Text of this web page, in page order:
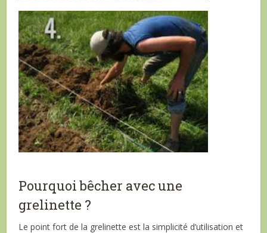
Pourquoi bêcher avec une
grelinette ?
Le point fort de la grelinette est la simplicité d’utilisation et